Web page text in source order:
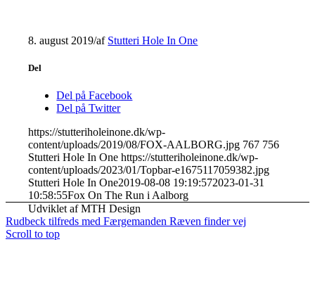
8. august 2019/af Stutteri Hole In One
Del
Del på Facebook
Del på Twitter
https://stutteriholeinone.dk/wp-
content/uploads/2019/08/FOX-AALBORG.jpg 767 756
Stutteri Hole In One https://stutteriholeinone.dk/wp-
content/uploads/2023/01/Topbar-e1675117059382.jpg
Stutteri Hole In One2019-08-08 19:19:572023-01-31
10:58:55Fox On The Run i Aalborg
Udviklet af MTH Design
Rudbeck tilfreds med Færgemanden Ræven finder vej
Scroll to top